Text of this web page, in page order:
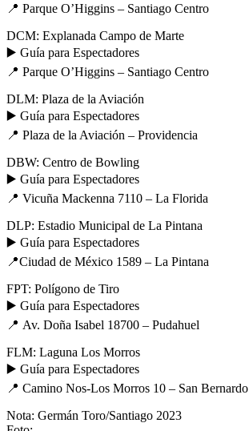
📍 Parque O’Higgins – Santiago Centro
DCM: Explanada Campo de Marte
▶️ Guía para Espectadores
📍 Parque O’Higgins – Santiago Centro
DLM: Plaza de la Aviación
▶️ Guía para Espectadores
📍 Plaza de la Aviación – Providencia
DBW: Centro de Bowling
▶️ Guía para Espectadores
📍 Vicuña Mackenna 7110 – La Florida
DLP: Estadio Municipal de La Pintana
▶️ Guía para Espectadores
📍Ciudad de México 1589 – La Pintana
FPT: Polígono de Tiro
▶️ Guía para Espectadores
📍 Av. Doña Isabel 18700 – Pudahuel
FLM: Laguna Los Morros
▶️ Guía para Espectadores
📍 Camino Nos-Los Morros 10 – San Bernardo
Nota: Germán Toro/Santiago 2023